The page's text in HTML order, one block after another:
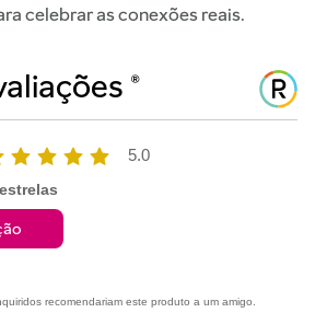
celebrar as conexões reais.
5.0
recomendariam este produto a um amigo.